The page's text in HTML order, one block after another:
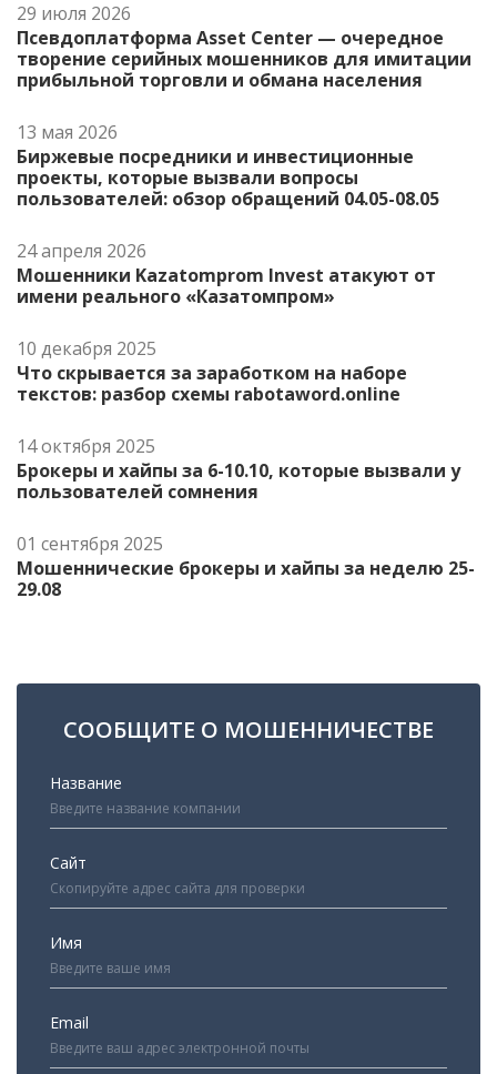
29 июля 2026
Псевдоплатформа Asset Center — очередное
творение серийных мошенников для имитации
прибыльной торговли и обмана населения
13 мая 2026
Биржевые посредники и инвестиционные
проекты, которые вызвали вопросы
пользователей: обзор обращений 04.05-08.05
24 апреля 2026
Мошенники Kazatomprom Invest атакуют от
имени реального «Казатомпром»
10 декабря 2025
Что скрывается за заработком на наборе
текстов: разбор схемы rabotaword.online
14 октября 2025
Брокеры и хайпы за 6-10.10, которые вызвали у
пользователей сомнения
01 сентября 2025
Мошеннические брокеры и хайпы за неделю 25-
29.08
СООБЩИТЕ О МОШЕННИЧЕСТВЕ
Название
Сайт
Имя
Email